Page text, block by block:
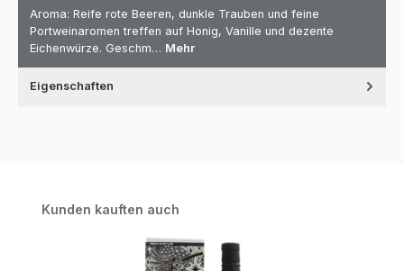
Aroma: Reife rote Beeren, dunkle Trauben und feine
Portweinaromen treffen auf Honig, Vanille und dezente
Eichenwürze. Geschm… Mehr
Eigenschaften
Produktgalerie überspringen
Kunden kauften auch